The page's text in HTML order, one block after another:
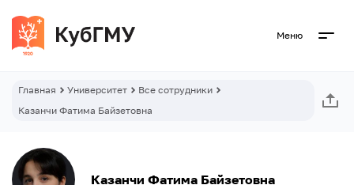
Меню
Главная Университет
Все сотрудники
Казанчи Фатима Байзетовна
Казанчи Фатима Байзетовна